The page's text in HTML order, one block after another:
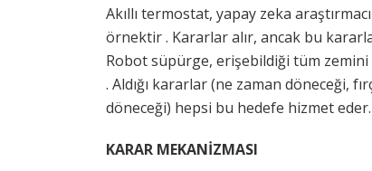
Akıllı termostat, yapay zeka
örnektir . Kararlar alır, ancak bu
Robot süpürge, erişebildiği tüm
. Aldığı kararlar (ne zaman döneceği,
döneceği) hepsi bu hedefe hizmet eder.
KARAR MEKANİZMASI